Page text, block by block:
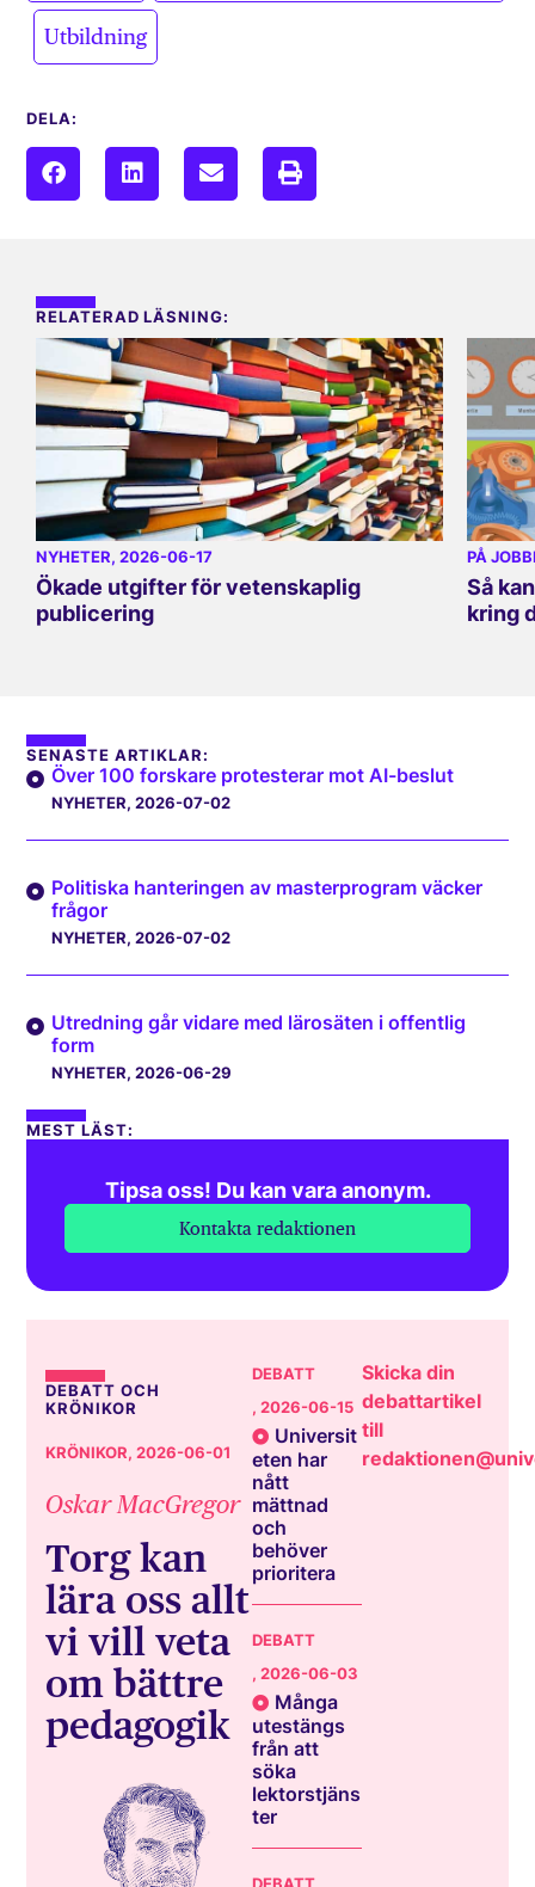
Utbildning
DELA:
RELATERAD LÄSNING:
NYHETER, 2026-06-17
Ökade utgifter för vetenskaplig
publicering
PÅ
Så
kring
SENASTE ARTIKLAR:
Över 100 forskare protesterar mot AI-beslut
NYHETER, 2026-07-02
Politiska hanteringen av masterprogram väcker
frågor
NYHETER, 2026-07-02
Utredning går vidare med lärosäten i offentlig
form
NYHETER, 2026-06-29
MEST LÄST:
Tipsa oss! Du kan vara anonym.
Kontakta redaktionen
DEBATT OCH
KRÖNIKOR
KRÖNIKOR, 2026-06-01
Oskar MacGregor
Torg kan
lära oss allt
vi vill veta
om bättre
pedagogik
DEBATT
, 2026-06-15
Universit
eten har
nått
mättnad
och
behöver
prioritera
DEBATT
, 2026-06-03
Många
utestängs
från att
söka
lektorstjäns
ter
Skicka din
debattartikel
till